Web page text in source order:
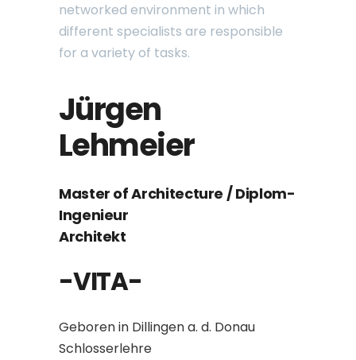
networked environment in which
different specialists are responsible
for a variety of tasks.
Jürgen
Lehmeier
Master of Architecture / Diplom-
Ingenieur
Architekt
-VITA-
Geboren in Dillingen a. d. Donau
Schlosserlehre